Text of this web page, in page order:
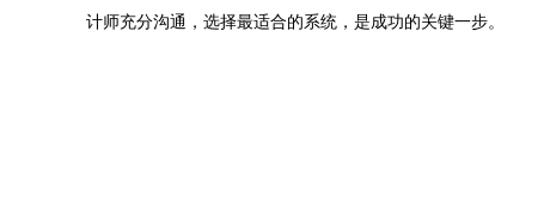
计师充分沟通，选择最适合的系统，是成功的关键一步。